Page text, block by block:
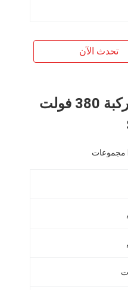
تحدث الآن
معدات اختبار رش الملوحة المركبة 380 فولت